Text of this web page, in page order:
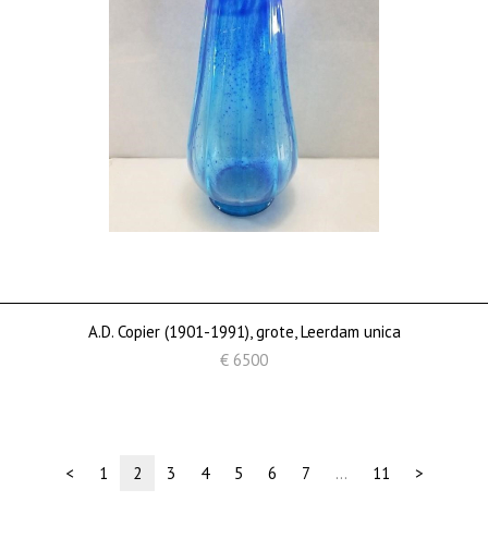
A.D. Copier (1901-1991), grote, Leerdam unica
€ 6500
< 1 2(current)
3 4 5 6 7 … 11 >